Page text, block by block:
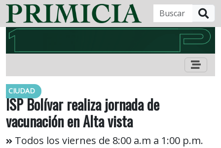
CIUDAD
ISP Bolívar realiza jornada de
vacunación en Alta vista
Todos los viernes de 8:00 a.m a 1:00 p.m.